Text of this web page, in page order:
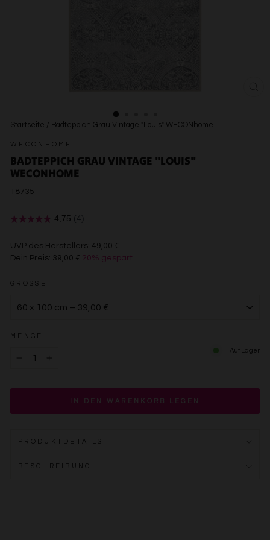
Startseite / Badteppich Grau Vintage "Louis" WECONhome
WECONHOME
BADTEPPICH GRAU VINTAGE "LOUIS"
WECONHOME
18735
UVP des Herstellers: 49,00 €€49,00
Dein Preis: 39,00 € 20% gespart
GRÖSSE
MENGE
Auf Lager
IN DEN WARENKORB LEGEN
PRODUKTDETAILS
BESCHREIBUNG